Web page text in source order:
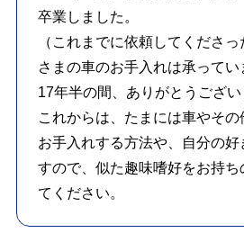
卒業しました。
（これまでに依頼してくださ
さまの車のお手入れは承ってい
17年半の間、ありがとうござい
これからは、たまには車やそ
お手入れする方法や、自分の好
すので、似た趣味嗜好をお持ち
てください。